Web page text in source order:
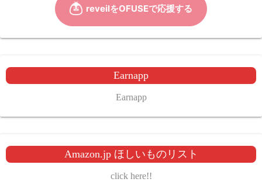
Earnapp
Earnapp
Amazon.jp ほしいものリスト
click here!!